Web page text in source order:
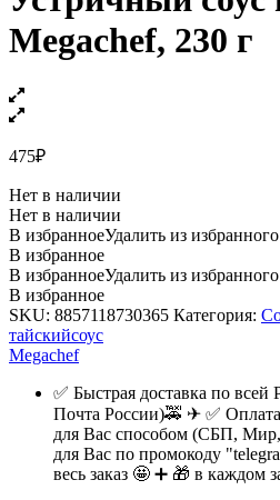
Megachef, 230 г
475₽
Нет в наличии
Нет в наличии
В избранноеУдалить из избранного
В избранное
В избранноеУдалить из избранного
В избранное
SKU: 8857118730365 Категория:
тайскийсоус
Megachef
✅ Быстрая доставка по
Почта России)🚕 ✈ ✅
для Вас способом (СБП,
для Вас по промокоду
весь заказ 🤩 ➕ 🎁 в каждом